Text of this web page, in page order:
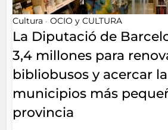
Cultura • OCIO y CULTURA
La Diputació de
3,4 millones para
bibliobusos y acercar
municipios más
provincia